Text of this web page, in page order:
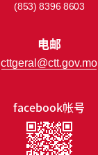
facebook帐号
(853) 8396 8603
电邮
cttgeral@ctt.gov.mo